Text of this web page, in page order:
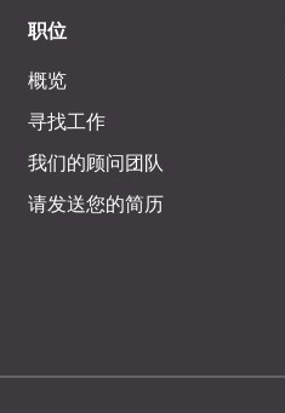
职位
概览
寻找工作
我们的顾问团队
请发送您的简历